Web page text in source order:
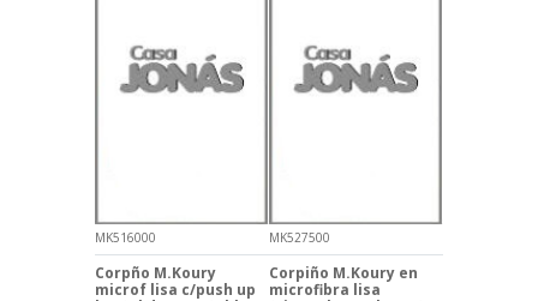
MK516000
Corpño M.Koury
microf lisa c/push up
MK527500
Corpiño M.Koury en
microfibra lisa